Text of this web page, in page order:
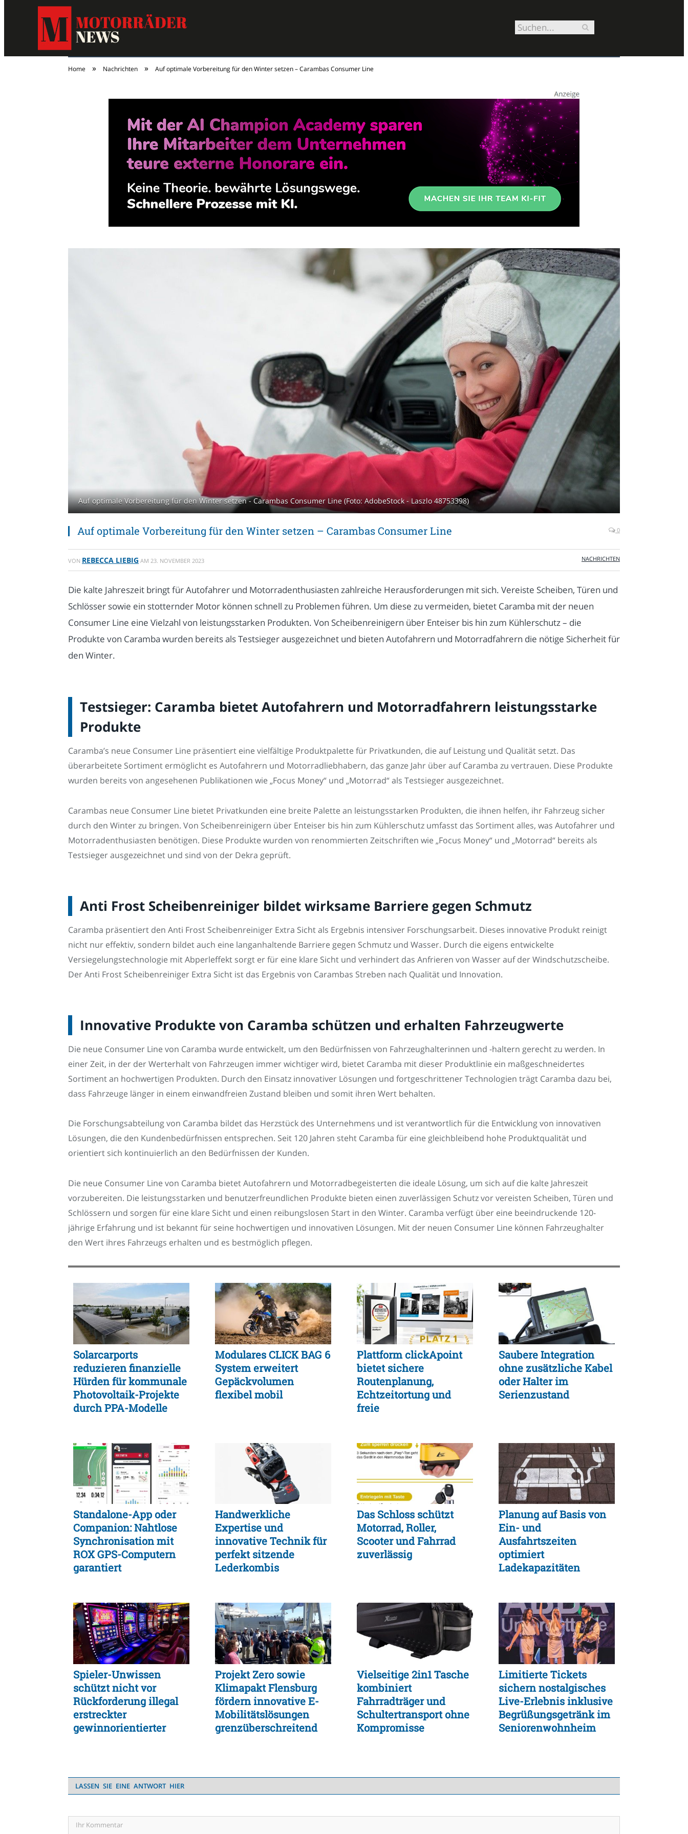
Home » Nachrichten » Auf optimale Vorbereitung für den Winter setzen – Carambas Consumer Line
Auf optimale Vorbereitung für den Winter setzen - Carambas Consumer Line (Foto: AdobeStock - Laszlo 48753398)
Auf optimale Vorbereitung für den Winter setzen – Carambas Consumer Line 0
VON REBECCA LIEBIG AM 23. NOVEMBER 2023 NACHRICHTEN
Die kalte Jahreszeit bringt für Autofahrer und Motorradenthusiasten zahlreiche Herausforderungen mit sich. Vereiste Scheiben, Türen und
Schlösser sowie ein stotternder Motor können schnell zu Problemen führen. Um diese zu vermeiden, bietet Caramba mit der neuen
Consumer Line eine Vielzahl von leistungsstarken Produkten. Von Scheibenreinigern über Enteiser bis hin zum Kühlerschutz – die
Produkte von Caramba wurden bereits als Testsieger ausgezeichnet und bieten Autofahrern und Motorradfahrern die nötige Sicherheit für
den Winter.
Testsieger: Caramba bietet Autofahrern und Motorradfahrern leistungsstarke
Produkte
Caramba’s neue Consumer Line präsentiert eine vielfältige Produktpalette für Privatkunden, die auf Leistung und Qualität setzt. Das
überarbeitete Sortiment ermöglicht es Autofahrern und Motorradliebhabern, das ganze Jahr über auf Caramba zu vertrauen. Diese Produkte
wurden bereits von angesehenen Publikationen wie „Focus Money“ und „Motorrad“ als Testsieger ausgezeichnet.
Carambas neue Consumer Line bietet Privatkunden eine breite Palette an leistungsstarken Produkten, die ihnen helfen, ihr Fahrzeug sicher
durch den Winter zu bringen. Von Scheibenreinigern über Enteiser bis hin zum Kühlerschutz umfasst das Sortiment alles, was Autofahrer und
Motorradenthusiasten benötigen. Diese Produkte wurden von renommierten Zeitschriften wie „Focus Money“ und „Motorrad“ bereits als
Testsieger ausgezeichnet und sind von der Dekra geprüft.
Anti Frost Scheibenreiniger bildet wirksame Barriere gegen Schmutz
Caramba präsentiert den Anti Frost Scheibenreiniger Extra Sicht als Ergebnis intensiver Forschungsarbeit. Dieses innovative Produkt reinigt
nicht nur effektiv, sondern bildet auch eine langanhaltende Barriere gegen Schmutz und Wasser. Durch die eigens entwickelte
Versiegelungstechnologie mit Abperleffekt sorgt er für eine klare Sicht und verhindert das Anfrieren von Wasser auf der Windschutzscheibe.
Der Anti Frost Scheibenreiniger Extra Sicht ist das Ergebnis von Carambas Streben nach Qualität und Innovation.
Innovative Produkte von Caramba schützen und erhalten Fahrzeugwerte
Die neue Consumer Line von Caramba wurde entwickelt, um den Bedürfnissen von Fahrzeughalterinnen und -haltern gerecht zu werden. In
einer Zeit, in der der Werterhalt von Fahrzeugen immer wichtiger wird, bietet Caramba mit dieser Produktlinie ein maßgeschneidertes
Sortiment an hochwertigen Produkten. Durch den Einsatz innovativer Lösungen und fortgeschrittener Technologien trägt Caramba dazu bei,
dass Fahrzeuge länger in einem einwandfreien Zustand bleiben und somit ihren Wert behalten.
Die Forschungsabteilung von Caramba bildet das Herzstück des Unternehmens und ist verantwortlich für die Entwicklung von innovativen
Lösungen, die den Kundenbedürfnissen entsprechen. Seit 120 Jahren steht Caramba für eine gleichbleibend hohe Produktqualität und
orientiert sich kontinuierlich an den Bedürfnissen der Kunden.
Die neue Consumer Line von Caramba bietet Autofahrern und Motorradbegeisterten die ideale Lösung, um sich auf die kalte Jahreszeit
vorzubereiten. Die leistungsstarken und benutzerfreundlichen Produkte bieten einen zuverlässigen Schutz vor vereisten Scheiben, Türen und
Schlössern und sorgen für eine klare Sicht und einen reibungslosen Start in den Winter. Caramba verfügt über eine beeindruckende 120-
jährige Erfahrung und ist bekannt für seine hochwertigen und innovativen Lösungen. Mit der neuen Consumer Line können Fahrzeughalter
den Wert ihres Fahrzeugs erhalten und es bestmöglich pflegen.
Solarcarports
reduzieren finanzielle
Hürden für kommunale
Photovoltaik-Projekte
durch PPA-Modelle
Modulares CLICK BAG 6
System erweitert
Gepäckvolumen
flexibel mobil
Plattform clickApoint
bietet sichere
Routenplanung,
Echtzeitortung und
freie
Saubere Integration
ohne zusätzliche Kabel
oder Halter im
Serienzustand
Standalone-App oder
Companion: Nahtlose
Synchronisation mit
ROX GPS-Computern
garantiert
Handwerkliche
Expertise und
innovative Technik für
perfekt sitzende
Lederkombis
Das Schloss schützt
Motorrad, Roller,
Scooter und Fahrrad
zuverlässig
Planung auf Basis von
Ein- und
Ausfahrtszeiten
optimiert
Ladekapazitäten
Spieler-Unwissen
schützt nicht vor
Rückforderung illegal
erstreckter
gewinnorientierter
Projekt Zero sowie
Klimapakt Flensburg
fördern innovative E-
Mobilitätslösungen
grenzüberschreitend
Vielseitige 2in1 Tasche
kombiniert
Fahrradträger und
Schultertransport ohne
Kompromisse
Limitierte Tickets
sichern nostalgisches
Live-Erlebnis inklusive
Begrüßungsgetränk im
Seniorenwohnheim
LASSEN SIE EINE ANTWORT HIER